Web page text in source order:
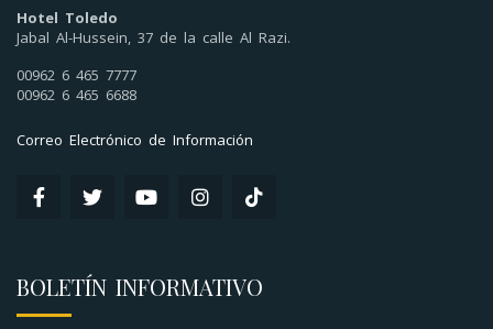
Hotel Toledo
Jabal Al-Hussein, 37 de la calle Al Razi.
00962 6 465 7777
00962 6 465 6688
Correo Electrónico de Información
BOLETÍN INFORMATIVO